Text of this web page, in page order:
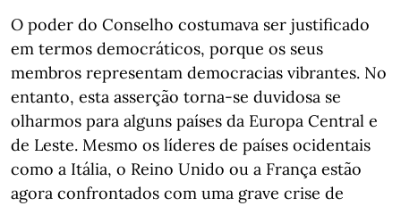
O poder do Conselho costumava ser justificado
em termos democráticos, porque os seus
membros representam democracias vibrantes. No
entanto, esta asserção torna-se duvidosa se
olharmos para alguns países da Europa Central e
de Leste. Mesmo os líderes de países ocidentais
como a Itália, o Reino Unido ou a França estão
agora confrontados com uma grave crise de